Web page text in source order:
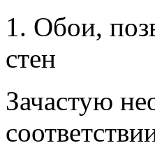
1. Обои,
стен
Зачастую